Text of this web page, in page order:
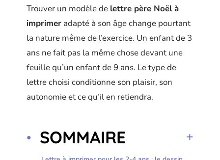
Trouver un modèle de lettre père Noël à
imprimer adapté à son âge change pourtant
la nature même de l’exercice. Un enfant de 3
ans ne fait pas la même chose devant une
feuille qu’un enfant de 9 ans. Le type de
lettre choisi conditionne son plaisir, son
autonomie et ce qu’il en retiendra.
SOMMAIRE